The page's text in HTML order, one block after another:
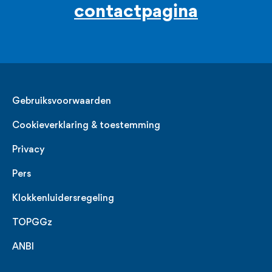
contactpagina
Legal
Gebruiksvoorwaarden
Cookieverklaring & toestemming
Privacy
Pers
Klokkenluidersregeling
TOPGGz
ANBI